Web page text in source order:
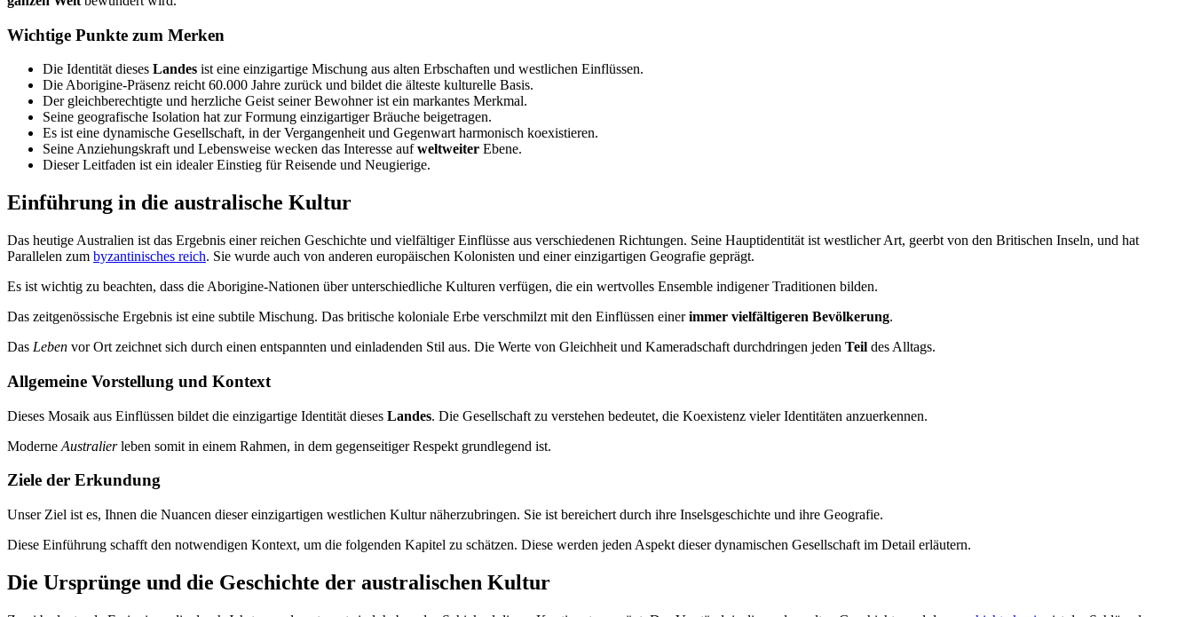
Wichtige Punkte zum Merken
Die Identität dieses Landes ist eine einzigartige Mischung aus alten Erbschaften und westlichen Einflüssen.
Die Aborigine-Präsenz reicht 60.000 Jahre zurück und bildet die älteste kulturelle Basis.
Der gleichberechtigte und herzliche Geist seiner Bewohner ist ein markantes Merkmal.
Seine geografische Isolation hat zur Formung einzigartiger Bräuche beigetragen.
Es ist eine dynamische Gesellschaft, in der Vergangenheit und Gegenwart harmonisch koexistieren.
Seine Anziehungskraft und Lebensweise wecken das Interesse aufweltweiter Ebene.
Dieser Leitfaden ist ein idealer Einstieg für Reisende und Neugierige.
Einführung in die australische Kultur
Das heutige Australien ist das Ergebnis einer reichen Geschichte und vielfältiger Einflüsse aus verschiedenen Richtungen. Seine Hauptidentität ist westlicher Art, geerbt von den Britischen Inseln, und hat
Parallelen zum byzantinisches reich. Sie wurde auch von anderen europäischen Kolonisten und einer einzigartigen Geografie geprägt.
Es ist wichtig zu beachten, dass die Aborigine-Nationen über unterschiedliche Kulturen verfügen, die ein wertvolles Ensemble indigener Traditionen bilden.
Das zeitgenössische Ergebnis ist eine subtile Mischung. Das britische koloniale Erbe verschmilzt mit den Einflüssen einerimmer vielfältigeren Bevölkerung.
Das Leben vor Ort zeichnet sich durch einen entspannten und einladenden Stil aus. Die Werte von Gleichheit und Kameradschaft durchdringen jeden Teil des Alltags.
Allgemeine Vorstellung und Kontext
Dieses Mosaik aus Einflüssen bildet die einzigartige Identität dieses Landes. Die Gesellschaft zu verstehen bedeutet, die Koexistenz vieler Identitäten anzuerkennen.
Moderne Australierleben somit in einem Rahmen, in dem gegenseitiger Respekt grundlegend ist.
Ziele der Erkundung
Unser Ziel ist es, Ihnen die Nuancen dieser einzigartigen westlichen Kultur näherzubringen. Sie ist bereichert durch ihre Inselsgeschichte und ihre Geografie.
Diese Einführung schafft den notwendigen Kontext, um die folgenden Kapitel zu schätzen. Diese werden jeden Aspekt dieser dynamischen Gesellschaft im Detail erläutern.
Die Ursprünge und die Geschichte der australischen Kultur